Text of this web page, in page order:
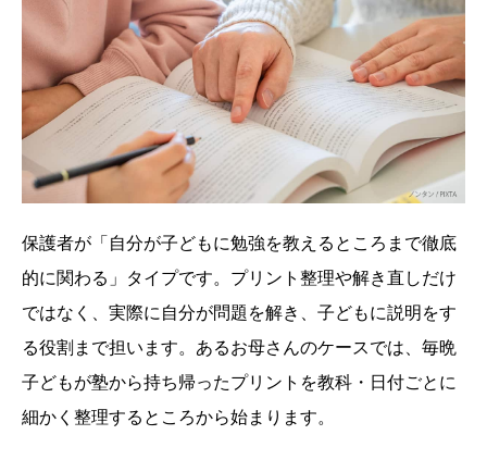
保護者が「自分が子どもに勉強を教えるところまで徹底
的に関わる」タイプです。プリント整理や解き直しだけ
ではなく、実際に自分が問題を解き、子どもに説明をす
る役割まで担います。あるお母さんのケースでは、毎晩
子どもが塾から持ち帰ったプリントを教科・日付ごとに
細かく整理するところから始まります。